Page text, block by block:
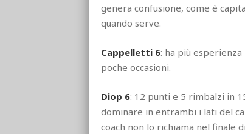
genera confusione, come è
quando serve.
Cappelletti 6: ha più
poche occasioni.
Diop 6: 12 punti e 5 rimbalzi in
dominare in entrambi i lati del
coach non lo richiama nel finale